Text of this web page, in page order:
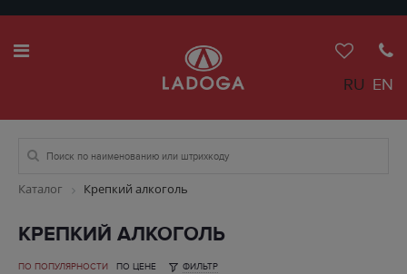
RU EN
Каталог Крепкий алкоголь
КРЕПКИЙ АЛКОГОЛЬ
ПО ПОПУЛЯРНОСТИ ПО ЦЕНЕ ФИЛЬТР